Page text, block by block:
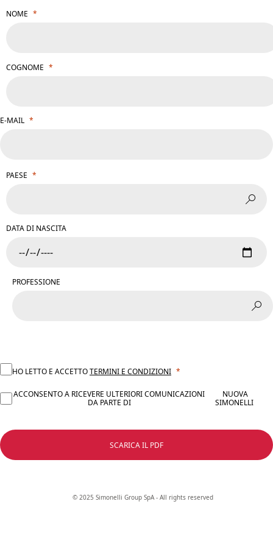
NOME
COGNOME
E-MAIL
PAESE
DATA DI NASCITA
PROFESSIONE
HO LETTO E ACCETTOTERMINI E CONDIZIONI
ACCONSENTO A RICEVERE ULTERIORI COMUNICAZIONI
DA PARTE DI
NUOVA
SIMONELLI
SCARICA IL PDF
© 2025 Simonelli Group SpA - All rights reserved